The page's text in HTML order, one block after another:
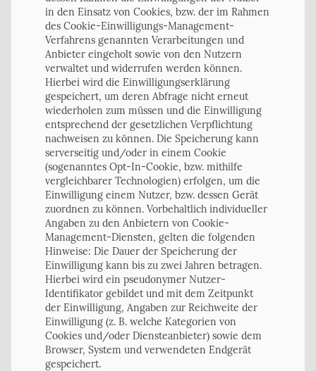
in den Einsatz von Cookies, bzw. der im Rahmen
des Cookie-Einwilligungs-Management-
Verfahrens genannten Verarbeitungen und
Anbieter eingeholt sowie von den Nutzern
verwaltet und widerrufen werden können.
Hierbei wird die Einwilligungserklärung
gespeichert, um deren Abfrage nicht erneut
wiederholen zum müssen und die Einwilligung
entsprechend der gesetzlichen Verpflichtung
nachweisen zu können. Die Speicherung kann
serverseitig und/oder in einem Cookie
(sogenanntes Opt-In-Cookie, bzw. mithilfe
vergleichbarer Technologien) erfolgen, um die
Einwilligung einem Nutzer, bzw. dessen Gerät
zuordnen zu können. Vorbehaltlich individueller
Angaben zu den Anbietern von Cookie-
Management-Diensten, gelten die folgenden
Hinweise: Die Dauer der Speicherung der
Einwilligung kann bis zu zwei Jahren betragen.
Hierbei wird ein pseudonymer Nutzer-
Identifikator gebildet und mit dem Zeitpunkt
der Einwilligung, Angaben zur Reichweite der
Einwilligung (z. B. welche Kategorien von
Cookies und/oder Diensteanbieter) sowie dem
Browser, System und verwendeten Endgerät
gespeichert.